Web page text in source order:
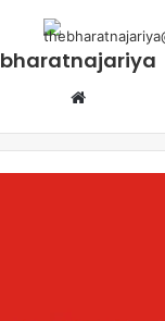
bharatnajariya